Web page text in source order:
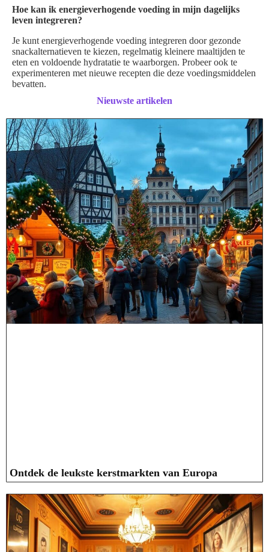
Hoe kan ik energieverhogende voeding in mijn dagelijks
leven integreren?
Je kunt energieverhogende voeding integreren door gezonde
snackalternatieven te kiezen, regelmatig kleinere maaltijden te
eten en voldoende hydratatie te waarborgen. Probeer ook te
experimenteren met nieuwe recepten die deze voedingsmiddelen
bevatten.
Nieuwste artikelen
Ontdek de leukste kerstmarkten van Europa